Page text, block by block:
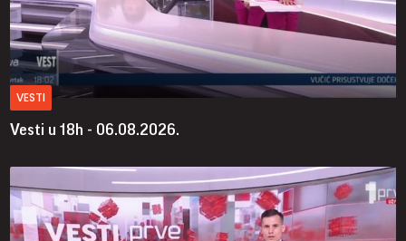
VESTI
Vesti u 18h - 06.08.2026.